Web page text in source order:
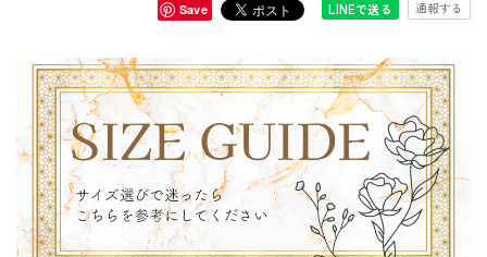
Save LINEで送る 通報する